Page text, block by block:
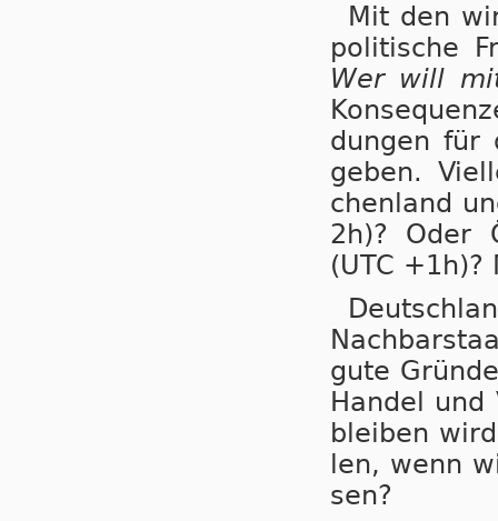
Mit den
po­li­ti­sche
Wer will
dungen für
ge­ben.
chen­land
2h)? Oder
(UTC +1h)?
gute
Han­del
blei­ben
len, wenn
sen?